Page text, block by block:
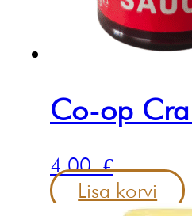
Co-op
4.00€
Lisa korvi